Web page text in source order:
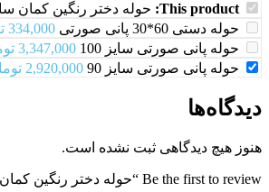
This product: حوله دختر رنگین کمان سایز
حوله دستی 60*30 پانی صورتی
334,000
حوله پانی صورتی سایز 100
3,347,000
حوله پانی صورتی سایز 90
2,920,000
دیدگاه‌ها
هنوز هیچ دیدگاهی ثبت نشده است.
Be the first to review “حوله دختر رنگین کمان سایز 80”